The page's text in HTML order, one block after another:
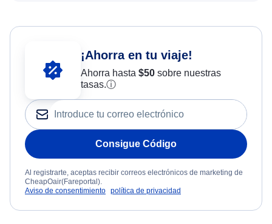
¡Ahorra en tu viaje!
Ahorra hasta $50sobre nuestras
tasas.ⓘ
Consigue Código
Al registrarte, aceptas recibir correos electrónicos de marketing de
CheapOair(Fareportal).
Aviso de consentimiento política de privacidad